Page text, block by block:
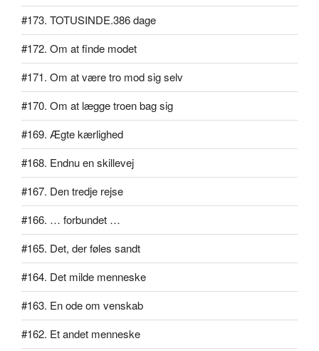
#173. TOTUSINDE.386 dage
#172. Om at finde modet
#171. Om at være tro mod sig selv
#170. Om at lægge troen bag sig
#169. Ægte kærlighed
#168. Endnu en skillevej
#167. Den tredje rejse
#166. … forbundet …
#165. Det, der føles sandt
#164. Det milde menneske
#163. En ode om venskab
#162. Et andet menneske